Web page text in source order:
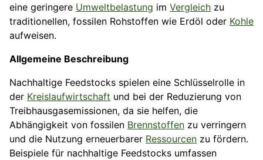
eine geringere Umweltbelastung im Vergleich zu
traditionellen, fossilen Rohstoffen wie Erdöl oder Kohle
aufweisen.
Allgemeine Beschreibung
Nachhaltige Feedstocks spielen eine Schlüsselrolle in
der Kreislaufwirtschaft und bei der Reduzierung von
Treibhausgasemissionen, da sie helfen, die
Abhängigkeit von fossilen Brennstoffen zu verringern
und die Nutzung erneuerbarer Ressourcen zu fördern.
Beispiele für nachhaltige Feedstocks umfassen